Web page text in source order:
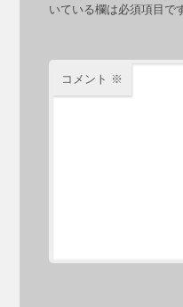
いている欄は必須項目で
コメント ※